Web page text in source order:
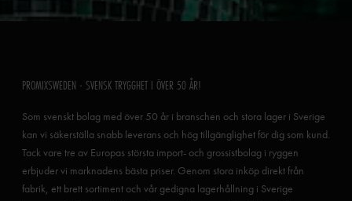
PROMIXSWEDEN - SVENSK TRYGGHET I ÖVER 50 ÅR!
Som svenskt bolag med över 50 år i branschen och stora lager i Sverige
kan vi säkerställa snabb leverans och hög tillgänglighet för dig som kund.
Tack vare tre av Europas största import- och grossistbolag i ryggen
erbjuder vi marknadens bästa priser. Genom stora inköp direkt från
fabrik, ett brett sortiment och vår gedigna lagerhållning i Sverige